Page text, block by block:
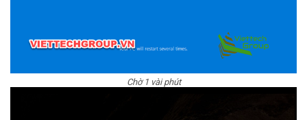
Chờ 1 vài phút